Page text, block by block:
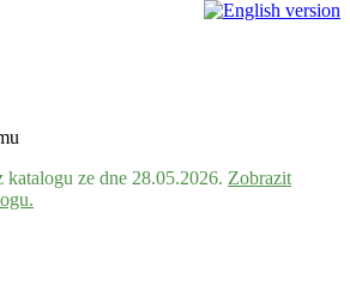
ze dne 28.05.2026. Zobrazit